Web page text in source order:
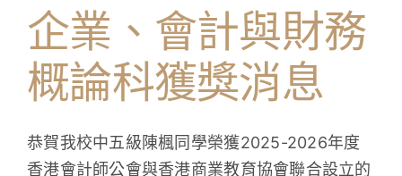
科
與
經
濟
科
金
融
企業、會計與財務
概論科獲獎消息
恭賀我校中五級陳楓同學榮獲2025-2026年度
香港會計師公會與香港商業教育協會聯合設立的